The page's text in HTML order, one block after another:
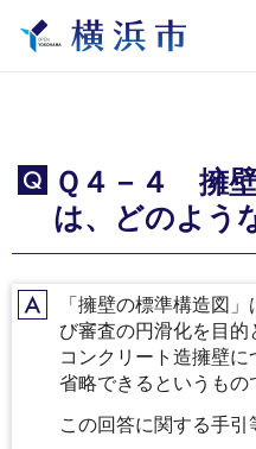
Q
Ｑ４－４ 擁
は、どのよう
A「擁壁の標準構造図
び審査の円滑化を目
コンクリート造擁壁
省略できるというもの
この回答に関する手引